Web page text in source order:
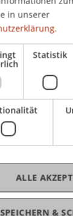
Strasse
in unserer
Statistik
SPEICHERN &
ALLE